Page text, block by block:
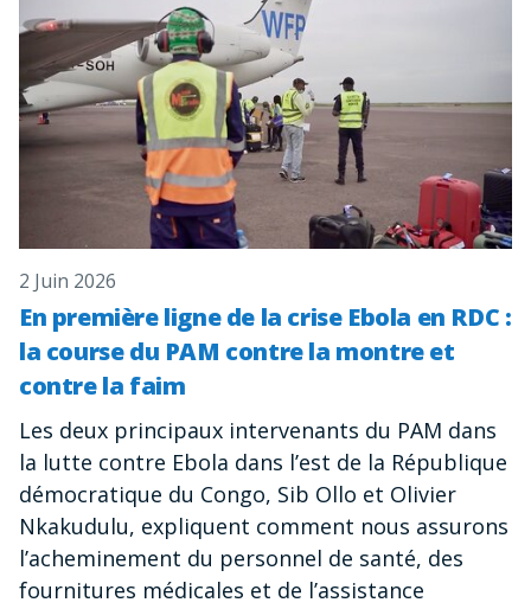
2 Juin 2026
En première ligne de la crise Ebola en RDC :
la course du PAM contre la montre et
contre la faim
Les deux principaux intervenants du PAM dans
la lutte contre Ebola dans l’est de la République
démocratique du Congo, Sib Ollo et Olivier
Nkakudulu, expliquent comment nous assurons
l’acheminement du personnel de santé, des
fournitures médicales et de l’assistance